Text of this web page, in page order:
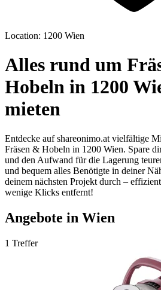
Location: 1200 Wien
Alles rund um
Hobeln in 1200
mieten
Entdecke auf shareonimo.at vielfältige
Fräsen & Hobeln in 1200 Wien. Spare
und den Aufwand für die Lagerung
und bequem alles Benötigte in deiner
deinem nächsten Projekt durch –
wenige Klicks entfernt!
Angebote in Wien
1 Treffer